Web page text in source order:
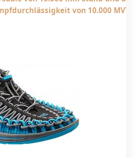
von 10.000 MVTR